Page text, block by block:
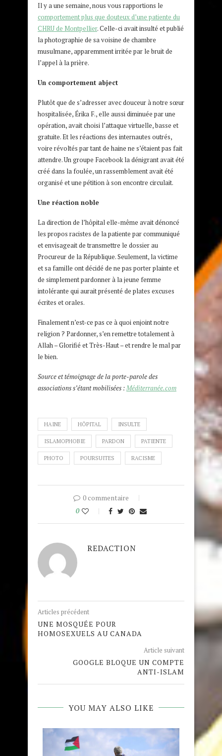
Il y a une semaine, nous vous rapportions le
comportement plus que douteux d’une patiente du
CHRU de Montpellier. Celle-ci avait insulté et publié
la photographie de sa voisine de chambre
musulmane, apparemment irritée par le bruit de
l’appel à la prière.
Un comportement abject
Plutôt que de s’adresser avec douceur à notre sœur
hospitalisée, Érika F., elle aussi diminuée par une
opération, avait choisi l’attaque virtuelle, basse et
gratuite. Et les réactions des internautes outrés,
voire révoltés par tant de haine ne s’étaient pas fait
attendre. Un groupe Facebook la dénigrant avait été
créé dans la foulée, un rassemblement avait été
organisé et une pétition à son encontre circulait.
Une réaction noble
La direction de l’hôpital elle-même avait dénoncé
les propos racistes de la patiente par communiqué
et envisageait de transmettre le dossier au
Procureur de la République. Seulement, la victime
et sa famille ont décidé de ne pas porter plainte et
de simplement pardonner à la jeune femme
intolérante qui aurait présenté de plates excuses
écrites et orales.
Finalement n’est-ce pas ce à quoi enjoint notre
religion ? Pardonner, s’en remettre totalement à
Allah – Glorifié et Très-Haut – et rendre le mal par
le bien.
Source et témoignage de la porte-parole des
associations s’étant mobilisées :Méditerranée.com
HAINE HÔPITAL INSULTE
ISLAMOPHOBIE PARDON PATIENTE
PHOTO POURSUITES RACISME
0 commentaire
0
REDACTION
Articles précédent
UNE MOSQUÉE POUR
HOMOSEXUELS AU CANADA
Article suivant
GOOGLE BLOQUE UN COMPTE
ANTI-ISLAM
YOU MAY ALSO LIKE